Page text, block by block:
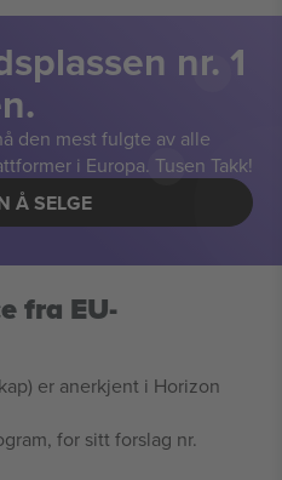
nr. 1
den mest fulgte av alle
i Europa. Tusen Takk!
Å SELGE
fra EU-
er anerkjent i Horizon
for sitt forslag nr.